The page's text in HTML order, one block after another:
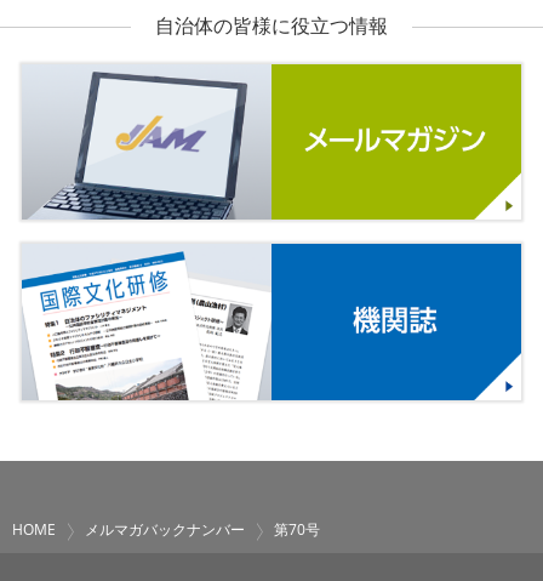
自治体の皆様に役立つ情報
HOME メルマガバックナンバー 第70号